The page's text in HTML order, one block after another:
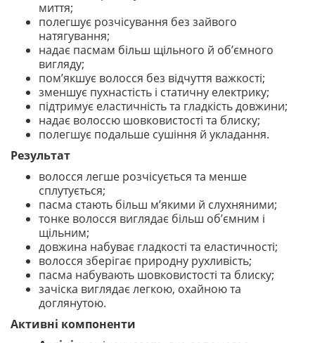
миття;
полегшує розчісування без зайвого
натягування;
надає пасмам більш щільного й об’ємного
вигляду;
пом’якшує волосся без відчуття важкості;
зменшує пухнастість і статичну електрику;
підтримує еластичність та гладкість довжини;
надає волоссю шовковистості та блиску;
полегшує подальше сушіння й укладання.
Результат
волосся легше розчісується та менше
сплутується;
пасма стають більш м’якими й слухняними;
тонке волосся виглядає більш об’ємним і
щільним;
довжина набуває гладкості та еластичності;
волосся зберігає природну рухливість;
пасма набувають шовковистості та блиску;
зачіска виглядає легкою, охайною та
доглянутою.
Активні компоненти